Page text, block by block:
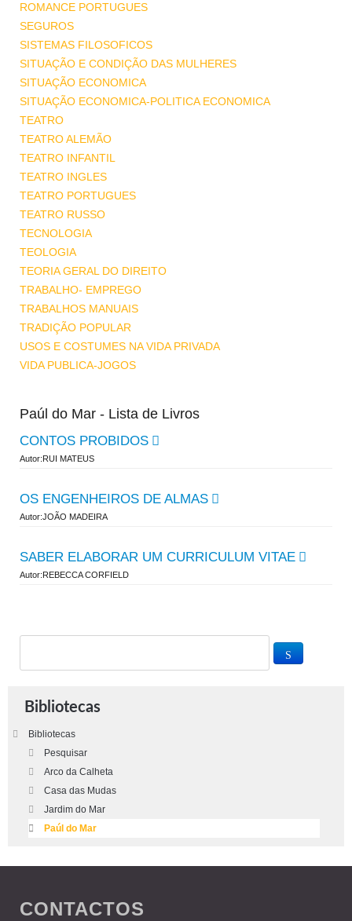
ROMANCE PORTUGUES
SEGUROS
SISTEMAS FILOSOFICOS
SITUAÇÃO E CONDIÇÃO DAS MULHERES
SITUAÇÃO ECONOMICA
SITUAÇÃO ECONOMICA-POLITICA ECONOMICA
TEATRO
TEATRO ALEMÃO
TEATRO INFANTIL
TEATRO INGLES
TEATRO PORTUGUES
TEATRO RUSSO
TECNOLOGIA
TEOLOGIA
TEORIA GERAL DO DIREITO
TRABALHO- EMPREGO
TRABALHOS MANUAIS
TRADIÇÃO POPULAR
USOS E COSTUMES NA VIDA PRIVADA
VIDA PUBLICA-JOGOS
Paúl do Mar - Lista de Livros
CONTOS PROBIDOS
Autor:RUI MATEUS
OS ENGENHEIROS DE ALMAS
Autor:JOÃO MADEIRA
SABER ELABORAR UM CURRICULUM VITAE
Autor:REBECCA CORFIELD
Bibliotecas
Bibliotecas
Pesquisar
Arco da Calheta
Casa das Mudas
Jardim do Mar
Paúl do Mar
CONTACTOS